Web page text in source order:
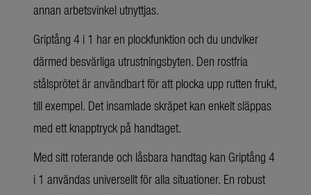
annan arbetsvinkel utnyttjas.
Griptång 4 i 1 har en plockfunktion och du undviker
därmed besvärliga utrustningsbyten. Den rostfria
stålsprötet är användbart för att plocka upp rutten frukt,
till exempel. Det insamlade skräpet kan enkelt släppas
med ett knapptryck på handtaget.
Med sitt roterande och låsbara handtag kan Griptång 4
i 1 användas universellt för alla situationer. En robust